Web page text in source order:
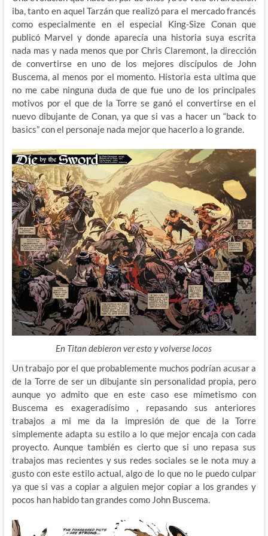
iba, tanto en aquel Tarzán que realizó para el mercado francés
como especialmente en el especial King-Size Conan que
publicó Marvel y donde aparecía una historia suya escrita
nada mas y nada menos que por Chris Claremont, la dirección
de convertirse en uno de los mejores discípulos de John
Buscema, al menos por el momento. Historia esta ultima que
no me cabe ninguna duda de que fue uno de los principales
motivos por el que de la Torre se ganó el convertirse en el
nuevo dibujante de Conan, ya que si vas a hacer un “back to
basics” con el personaje nada mejor que hacerlo a lo grande.
En Titan debieron ver esto y volverse locos
Un trabajo por el que probablemente muchos podrían acusar a
de la Torre de ser un dibujante sin personalidad propia, pero
aunque yo admito que en este caso ese mimetismo con
Buscema es exageradísimo , repasando sus anteriores
trabajos a mi me da la impresión de que de la Torre
simplemente adapta su estilo a lo que mejor encaja con cada
proyecto. Aunque también es cierto que si uno repasa sus
trabajos mas recientes y sus redes sociales se le nota muy a
gusto con este estilo actual, algo de lo que no le puedo culpar
ya que si vas a copiar a alguien mejor copiar a los grandes y
pocos han habido tan grandes como John Buscema.